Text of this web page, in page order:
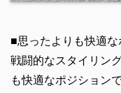
■思ったよりも快適な
戦闘的なスタイリン
も快適なポジション